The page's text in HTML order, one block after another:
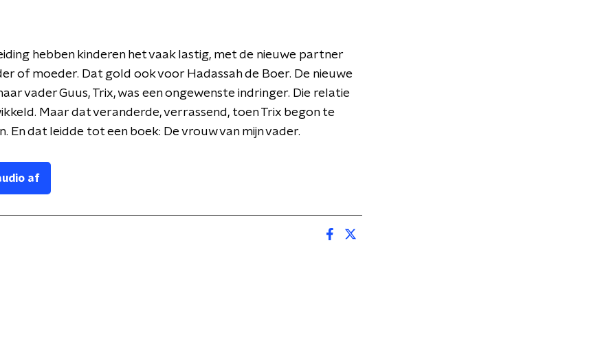
hebben kinderen het vaak lastig, met de nieuwe partner
of moeder. Dat gold ook voor Hadassah de Boer. De nieuwe
vader Guus, Trix, was een ongewenste indringer. Die relatie
Maar dat veranderde, verrassend, toen Trix begon te
En dat leidde tot een boek: De vrouw van mijn vader.
af